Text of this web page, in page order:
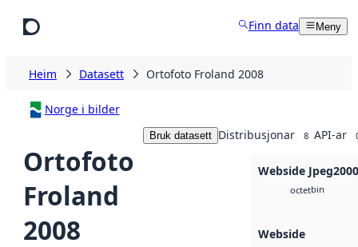
Finn data Meny
Heim Datasett Ortofoto Froland 2008
Norge i bilder
Ortofoto
Froland
2008
Bruk datasett Distribusjonar 8 API-ar
Webside Jpeg2000
octetbin
Webside